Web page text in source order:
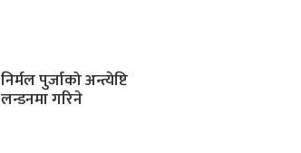
निर्मल पुर्जाको अन्त्येष्टि
लन्डनमा गरिने